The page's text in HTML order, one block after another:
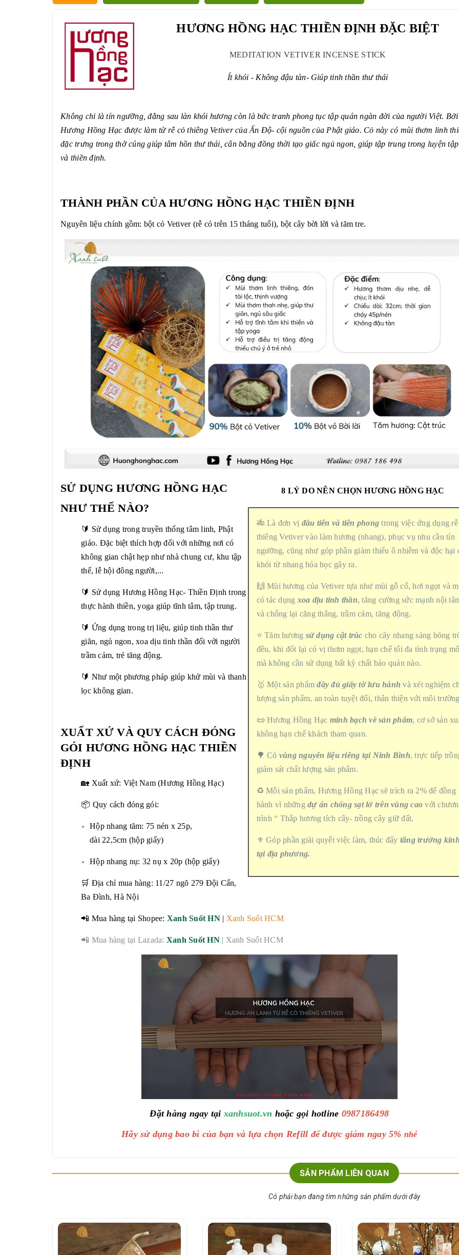
HƯƠNG HỒNG HẠC THIỀN ĐỊNH ĐẶC BIỆT
MEDITATION VETIVER INCENSE STICK
Ít khói - Không đậu tàn- Giúp tinh thần thư thái
Không chỉ là tín ngưỡng, đằng sau làn khói hương còn là bức tranh phong tục tập quán ngàn đời của người Việt. Bởi
Hương Hồng Hạc được làm từ rễ cỏ thiêng Vetiver của Ấn Độ- cội nguồn của Phật giáo. Cỏ này có mùi thơm linh
đặc trưng trong thờ cúng giúp tâm hồn thư thái, cân bằng đồng thời tạo giấc ngủ ngon, giúp tập trung trong luyện
và thiền định.
THÀNH PHẦN CỦA HƯƠNG HỒNG HẠC THIỀN ĐỊNH
Nguyên liệu chính gồm: bột cỏ Vetiver (rễ cỏ trên 15 tháng tuổi), bột cây bời lời và tăm tre.
8 LÝ DO NÊN CHỌN HƯƠNG HỒNG HẠC
🎋 Là đơn vị đầu tiên và tiên phong trong việc ứng dụng rễ
thiêng Vetiver vào làm hương (nhang), phục vụ nhu cầu tín
ngưỡng, cũng như góp phần giảm thiểu ô nhiễm và độc hại
khói từ nhang hóa học gây ra.
🙌 Mùi hương của Vetiver tựa như mùi gỗ cổ, hơi ngọt và
có tác dụng xoa dịu tinh thần, tăng cường sức mạnh nội
và chống lại căng thẳng, trầm cảm, tăng động.
⭐ Tăm hương sử dụng cật trúc cho cây nhang sáng bóng
đều, khi đốt lại có vị thơm ngọt, hạn chế tối đa tình trạng
mà không cần sử dụng bất kỳ chất bảo quản nào.
🥇 Một sản phẩmđầy đủ giấy tờ lưu hành và xét nghiệm
lượng sản phẩm, an toàn tuyệt đối, thân thiện với môi
📜 Hương Hồng Hạc minh bạch về sản phẩm, cơ sở sản
không hạn chế khách tham quan.
🌳 Có vùng nguyên liệu riêng tại Ninh Bình, trực tiếp
giám sát chất lượng sản phẩm.
♻️ Mỗi sản phẩm, Hương Hồng Hạc sẽ trích ra 2% để đồng
hành vì những dự án chống sạt lở trên vùng cao với
trình “ Thắp hương tích cây- trồng cây giữ đất.
⚜️ Góp phần giải quyết việc làm, thúc đẩy tăng trưởng
tại địa phương.
SỬ DỤNG HƯƠNG HỒNG HẠC
NHƯ THẾ NÀO?
🔰 Sử dụng trong truyền thống tâm linh, Phật
giáo. Đặc biệt thích hợp đối với những nơi có
không gian chật hẹp như nhà chung cư, khu tập
thể, lễ hội đông người,...
🔰 Sử dụng Hương Hồng Hạc- Thiền Định trong
thực hành thiền, yoga giúp tĩnh tâm, tập trung.
🔰 Ứng dụng trong trị liệu, giúp tinh thần thư
giãn, ngủ ngon, xoa dịu tinh thần đối với người
trầm cảm, trẻ tăng động.
🔰 Như một phương pháp giúp khử mùi và thanh
lọc không gian.
XUẤT XỨ VÀ QUY CÁCH ĐÓNG
GÓI HƯƠNG HỒNG HẠC THIỀN
ĐỊNH
🏡 Xuất xứ: Việt Nam (Hương Hồng Hạc)
📦 Quy cách đóng gói:
Hộp nhang tăm: 75 nén x 25p,
dài 22,5cm (hộp giấy)
Hộp nhang nụ: 32 nụ x 20p (hộp giấy)
🛒 Địa chỉ mua hàng: 11/27 ngõ 279 Đội Cấn,
Ba Đình, Hà Nội
📲 Mua hàng tại Shopee: Xanh Suốt HN| Xanh Suốt HCM
📲 Mua hàng tại Lazada: Xanh Suốt HN| Xanh Suốt HCM
Đặt hàng ngay tại xanhsuot.vn hoặc gọi hotline 0987186498
Hãy sử dụng bao bì của bạn và lựa chọn Refill để được giảm ngay 5% nhé
SẢN PHẨM LIÊN QUAN
Có phải bạn đang tìm những sản phẩm dưới đây